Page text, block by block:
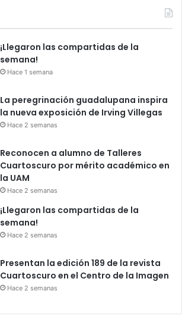
¡Llegaron las compartidas de la
semana!
Hace 1 semana
La peregrinación guadalupana inspira
la nueva exposición de Irving Villegas
Hace 2 semanas
Reconocen a alumno de Talleres
Cuartoscuro por mérito académico en
la UAM
Hace 2 semanas
¡Llegaron las compartidas de la
semana!
Hace 2 semanas
Presentan la edición 189 de la revista
Cuartoscuro en el Centro de la Imagen
Hace 2 semanas